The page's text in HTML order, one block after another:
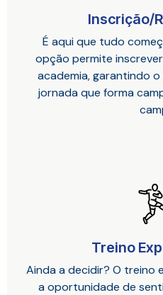
Inscrição/
É aqui que tudo
opção permite
academia, garantindo
jornada que forma
Treino
Ainda a decidir? O treino
a oportunidade de